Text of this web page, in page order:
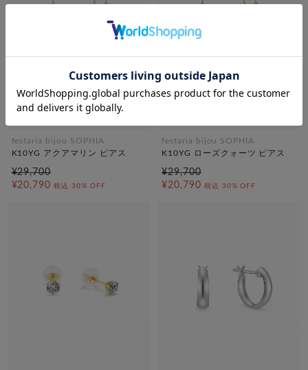
festaria bijou SOPHIA
K10YG アクアマリン ピアス
¥29,700
¥20,790 税込 30% OFF
festaria bijou SOPHIA
K10YG ローズクォーツ ピアス
¥29,700
¥20,790 税込 30% OFF